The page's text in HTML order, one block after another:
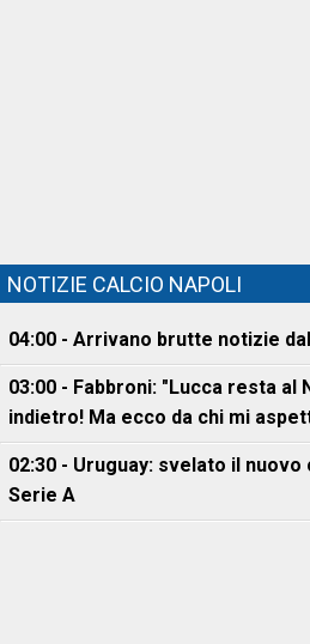
NOTIZIE CALCIO NAPOLI
04:00 - Arrivano brutte notizie
03:00 - Fabbroni: "Lucca resta al
indietro! Ma ecco da chi mi
02:30 - Uruguay: svelato il nuovo
Serie A